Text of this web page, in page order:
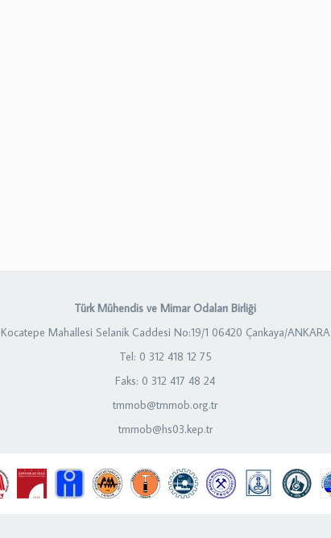
Türk Mühendis ve Mimar Odaları Birliği
Kocatepe Mahallesi Selanik Caddesi No:19/1 06420 Çankaya/ANKARA
Tel: 0 312 418 12 75
Faks: 0 312 417 48 24
tmmob@tmmob.org.tr
tmmob@hs03.kep.tr